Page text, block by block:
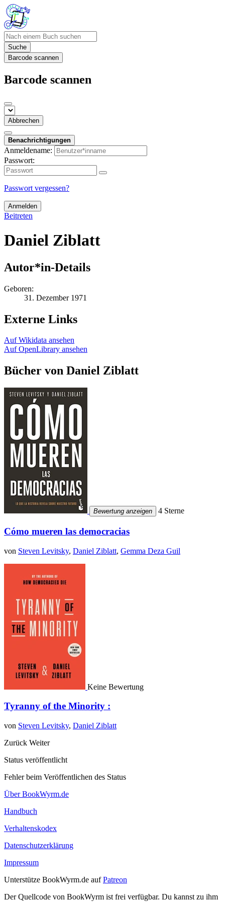
Suche
Barcode scannen
Barcode scannen
Abbrechen
Benachrichtigungen
Anmeldename:
Passwort:
Passwort vergessen?
Anmelden
Beitreten
Daniel Ziblatt
Autor*in-Details
Geboren:
31. Dezember 1971
Externe Links
Auf Wikidata ansehen
Auf OpenLibrary ansehen
Bücher von Daniel Ziblatt
Bewertung anzeigen 4 Sterne
Cómo mueren las democracias
von Steven Levitsky, Daniel Ziblatt, Gemma Deza Guil
Keine Bewertung
Tyranny of the Minority :
von Steven Levitsky, Daniel Ziblatt
Zurück Weiter
Status veröffentlicht
Fehler beim Veröffentlichen des Status
Über BookWyrm.de
Handbuch
Verhaltenskodex
Datenschutzerklärung
Impressum
Unterstütze BookWyrm.de aufPatreon
Der Quellcode von BookWyrm ist frei verfügbar. Du kannst zu ihm